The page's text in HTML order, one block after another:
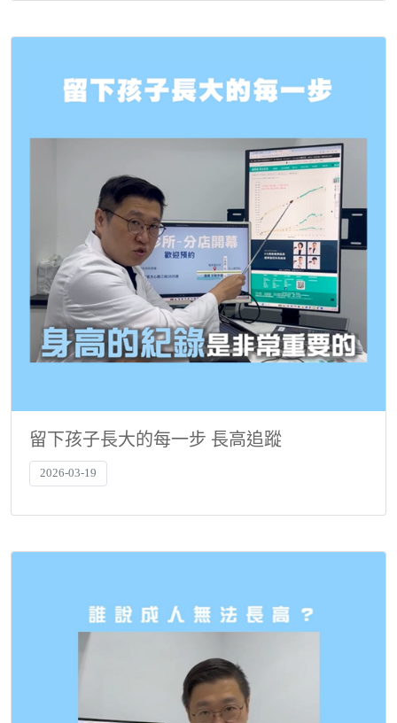
留下孩子長大的每一步 長高追蹤
2026-03-19